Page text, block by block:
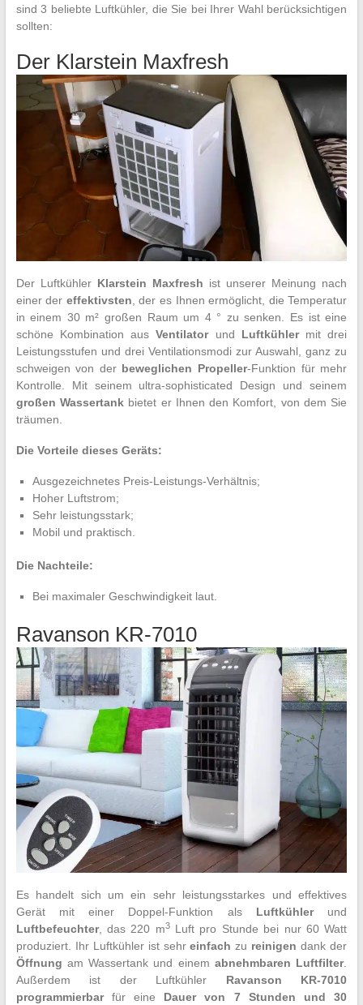
sind 3 beliebte Luftkühler, die Sie bei Ihrer Wahl berücksichtigen
sollten:
Der Klarstein Maxfresh
Der Luftkühler Klarstein Maxfresh ist unserer Meinung nach
einer der effektivsten , der es Ihnen ermöglicht, die Temperatur
in einem 30 m² großen Raum um 4 ° zu senken. Es ist eine
schöne Kombination ausVentilatorund Luftkühlermit drei
Leistungsstufen und drei Ventilationsmodi zur Auswahl, ganz zu
schweigen von der beweglichen Propeller-Funktion für mehr
Kontrolle. Mit seinem ultra-sophisticated Design und seinem
großen Wassertank bietet er Ihnen den Komfort, von dem Sie
träumen.
Die Vorteile dieses Geräts:
Ausgezeichnetes Preis-Leistungs-Verhältnis;
Hoher Luftstrom;
Sehr leistungsstark;
Mobil und praktisch.
Die Nachteile:
Bei maximaler Geschwindigkeit laut.
Ravanson KR-7010
Es handelt sich um ein sehr leistungsstarkes und effektives
Gerät mit einer Doppel-Funktion als Luftkühlerund
Luftbefeuchter, das 220 m3Luft pro Stunde bei nur 60 Watt
produziert. Ihr Luftkühler ist sehreinfach zu reinigen dank der
Öffnung am Wassertank und einem abnehmbaren Luftfilter.
Außerdem ist der Luftkühler Ravanson KR-7010
programmierbarfür eine Dauer von 7 Stunden und 30